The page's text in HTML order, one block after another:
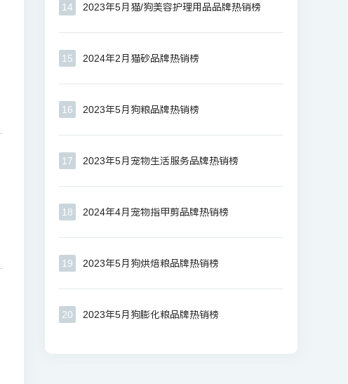
14 2023年5月猫/狗美容护理用品品牌热销榜
15 2024年2月猫砂品牌热销榜
16 2023年5月狗粮品牌热销榜
17 2023年5月宠物生活服务品牌热销榜
18 2024年4月宠物指甲剪品牌热销榜
19 2023年5月狗烘焙粮品牌热销榜
20 2023年5月狗膨化粮品牌热销榜